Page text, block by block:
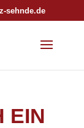
sehnde.de
EIN